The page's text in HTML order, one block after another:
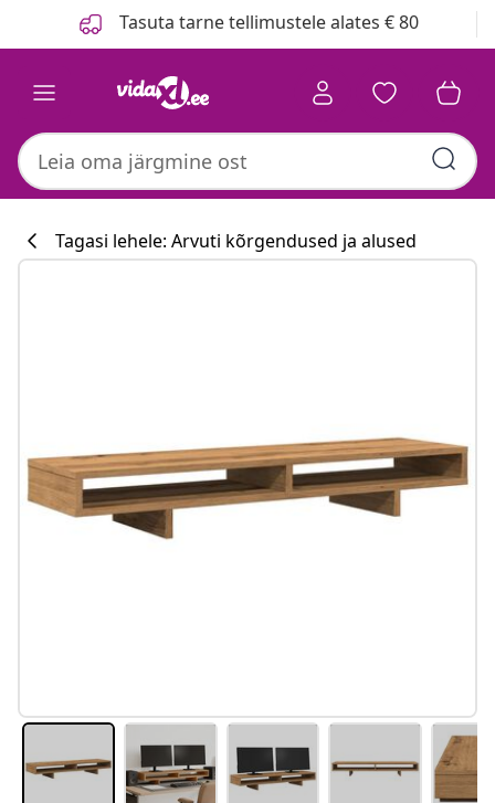
Tasuta tarne tellimustele alates € 80
Tagasi lehele: Arvuti kõrgendused ja alused